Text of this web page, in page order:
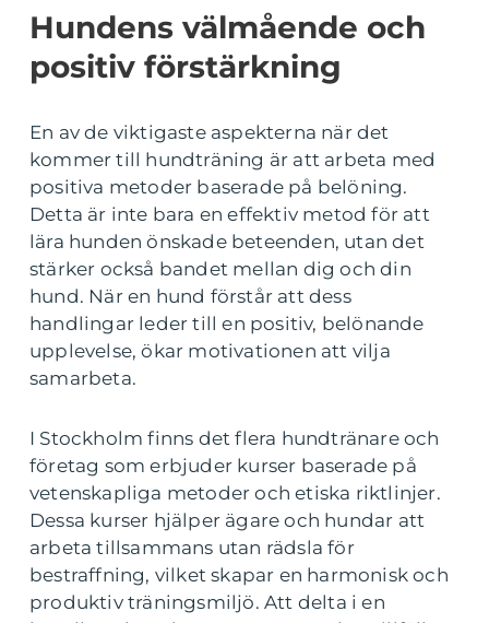
Hundens välmående och
positiv förstärkning
En av de viktigaste aspekterna när det
kommer till hundträning är att arbeta med
positiva metoder baserade på belöning.
Detta är inte bara en effektiv metod för att
lära hunden önskade beteenden, utan det
stärker också bandet mellan dig och din
hund. När en hund förstår att dess
handlingar leder till en positiv, belönande
upplevelse, ökar motivationen att vilja
samarbeta.
I Stockholm finns det flera hundtränare och
företag som erbjuder kurser baserade på
vetenskapliga metoder och etiska riktlinjer.
Dessa kurser hjälper ägare och hundar att
arbeta tillsammans utan rädsla för
bestraffning, vilket skapar en harmonisk och
produktiv träningsmiljö. Att delta i en